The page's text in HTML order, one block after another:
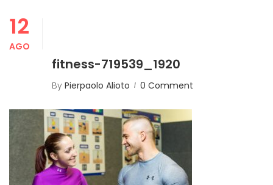
12
AGO
fitness-719539_1920
By Pierpaolo Alioto 0 Comment